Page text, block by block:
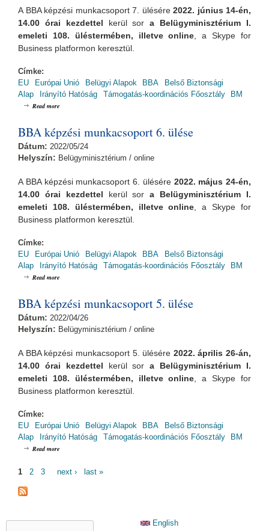
A BBA képzési munkacsoport 7. ülésére 2022. június 14-én,
14.00 órai
kezdettel kerül sora Belügyminisztérium I.
emeleti 108. üléstermében, illetve online , a Skype for
Business platformon keresztül.
Címke:
EU
Európai Unió Belügyi Alapok BBA
Belső Biztonsági
Alap
Irányító Hatóság Támogatás-koordinációs Főosztály BM
Read more
BBA képzési munkacsoport 6. ülése
Dátum: 2022/05/24
Helyszín: Belügyminisztérium / online
A BBA képzési munkacsoport 6. ülésére 2022. május 24-én,
14.00 órai
kezdettel kerül sora Belügyminisztérium I.
emeleti 108. üléstermében, illetve online , a Skype for
Business platformon keresztül.
Címke:
EU
Európai Unió Belügyi Alapok BBA
Belső Biztonsági
Alap
Irányító Hatóság Támogatás-koordinációs Főosztály BM
Read more
BBA képzési munkacsoport 5. ülése
Dátum: 2022/04/26
Helyszín: Belügyminisztérium / online
A BBA képzési munkacsoport 5. ülésére 2022. április 26-án,
14.00 órai
kezdettel kerül sora Belügyminisztérium I.
emeleti 108. üléstermében, illetve online , a Skype for
Business platformon keresztül.
Címke:
EU
Európai Unió Belügyi Alapok BBA
Belső Biztonsági
Alap
Irányító Hatóság Támogatás-koordinációs Főosztály BM
Read more
PAGES
1 2 3 next › last »
SEARCH FORM
English